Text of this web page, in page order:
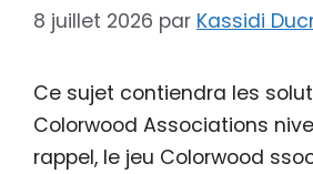
8 juillet 2026 par Kassidi
Ce sujet contiendra les
Colorwood Associations
rappel, le jeu Colorwood